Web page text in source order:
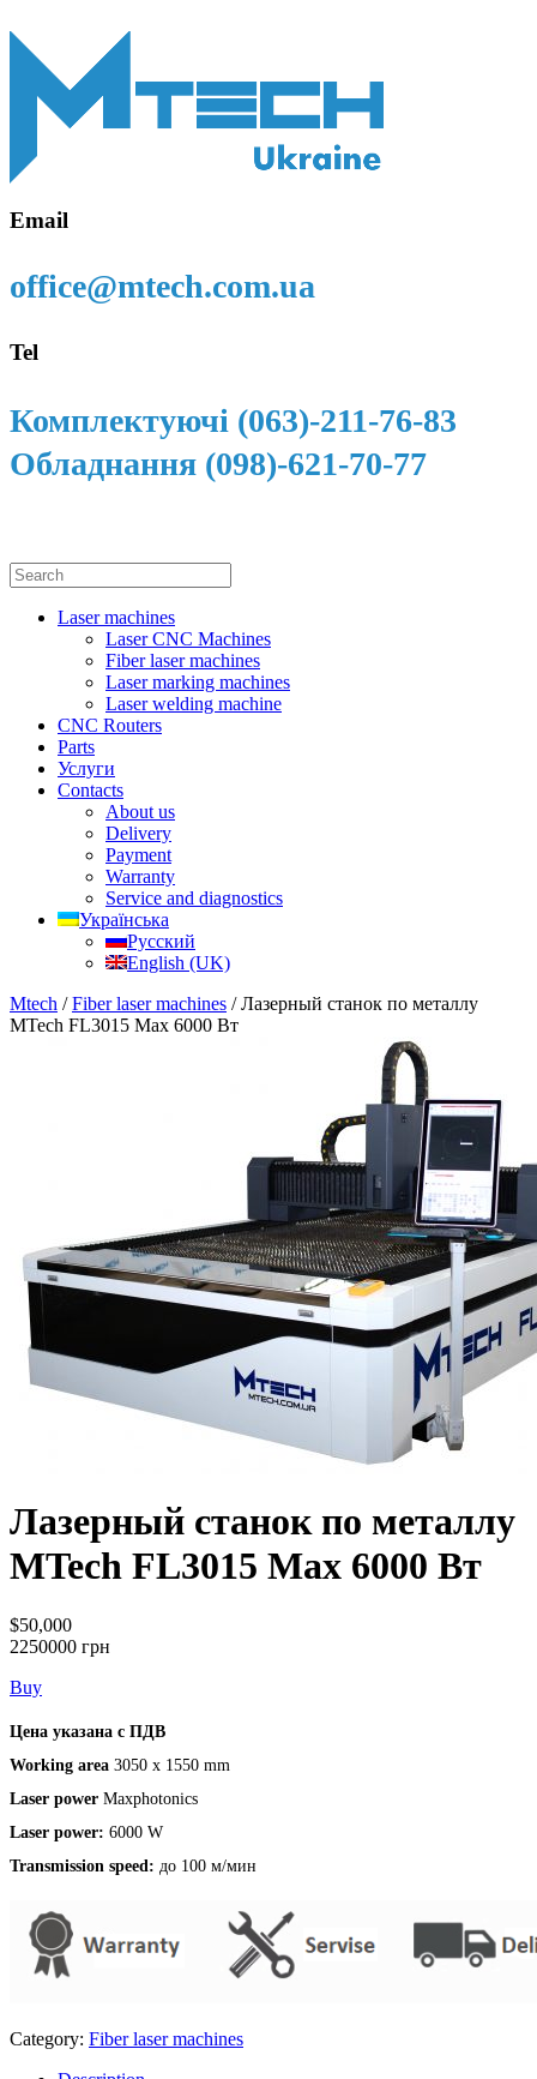
Email
office@mtech.com.ua
Tel
Комплектуючі (063)-211-76-83
Обладнання (098)-621-70-77
Laser machines
Laser CNC Machines
Fiber laser machines
Laser marking machines
Laser welding machine
CNC Routers
Parts
Услуги
Contacts
About us
Delivery
Payment
Warranty
Service and diagnostics
Українська
Русский
English (UK)
Mtech /Fiber laser machines / Лазерный станок по металлу
MTech FL3015 Max 6000 Вт
Лазерный станок по металлу
MTech FL3015 Max 6000 Вт
$50,000
2250000 грн
Buy
Цена указана с ПДВ
Working area 3050 x 1550 mm
Laser power Maxphotonics
Laser power: 6000 W
Transmission speed: до 100 м/мин
Category: Fiber laser machines